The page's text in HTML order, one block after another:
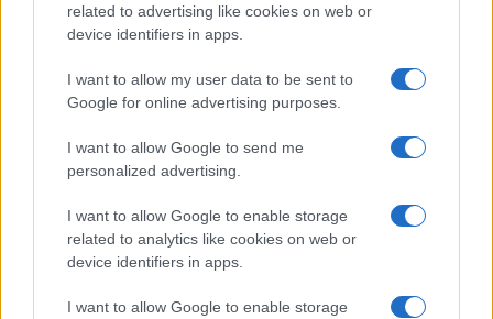
related to advertising like cookies on web or
device identifiers in apps.
I want to allow my user data to be sent to
Google for online advertising purposes.
I want to allow Google to send me
personalized advertising.
I want to allow Google to enable storage
related to analytics like cookies on web or
device identifiers in apps.
I want to allow Google to enable storage
Noemi in ospedale: il racconto della riabilitazione e il
NEWS